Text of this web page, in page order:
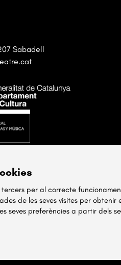
Sabadell
per al correcte
de les seves visites per
seves preferències a partir dels